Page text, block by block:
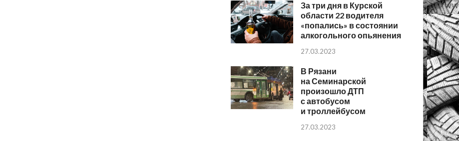
За три дня в Курской
области 22 водителя
«попались» в состоянии
алкогольного опьянения
27.03.2023
В Рязани
на Семинарской
произошло ДТП
с автобусом
и троллейбусом
27.03.2023